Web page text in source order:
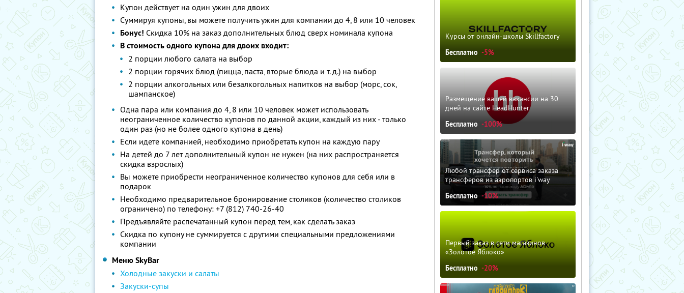
Купон действует на один ужин для двоих
Суммируя купоны, вы можете получить ужин для компании до 4, 8 или 10 человек
Бонус! Cкидка 10% на заказ дополнительных блюд сверх номинала купона
В стоимость одного купона для двоих входит:
2 порции любого салата на выбор
2 порции горячих блюд (пицца, паста, вторые блюда и т. д.) на выбор
2 порции алкогольных или безалкогольных напитков на выбор (морс, сок,
шампанское)
Одна пара или компания до 4, 8 или 10 человек может использовать
неограниченное количество купонов по данной акции, каждый из них - только
один раз (но не более одного купона в день)
Если идете компанией, необходимо приобретать купон на каждую пару
На детей до 7 лет дополнительный купон не нужен (на них распространяется
скидка взрослых)
Вы можете приобрести неограниченное количество купонов для себя или в
подарок
Необходимо предварительное бронирование столиков (количество столиков
ограничено) по телефону: +7 (812) 740-26-40
Предъявляйте распечатанный купон перед тем, как сделать заказ
Скидка по купону не суммируется с другими специальными предложениями
компании
Меню SkyBаr
Холодные закуски и салаты
Закуски-супы
Курсы от онлайн-школы Skillfactory
Бесплатно -5%
Размещение вашей вакансии на 30
дней на сайте HeadHunter
Бесплатно -100%
Любой трансфер от сервиса заказа
трансферов из аэропортов i'way
Бесплатно -10%
Первый заказ в сети магазинов
«Золотое Яблоко»
Бесплатно -20%